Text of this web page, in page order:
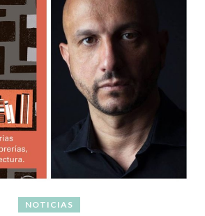
NOTICIAS